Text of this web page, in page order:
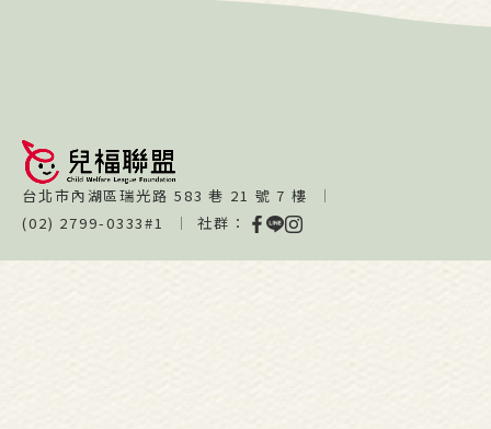
台北市內湖區瑞光路 583 巷 21 號 7 樓
(02) 2799-0333#1
社群：